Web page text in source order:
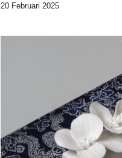
20 Februari 2025